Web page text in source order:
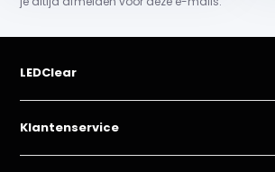
LEDClear
Klantenservice